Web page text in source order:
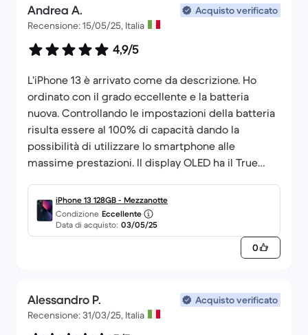
compromette assolutamente il funzionamento o
l'estetica del dispositivo. Spedito velocemente e
originale ma non posso esserne sicuro) prezzo
Andrea A.
Acquisto verificato
Recensione: 15/05/25, Italia
4,9/5
L’iPhone 13 è arrivato come da descrizione. Ho
ordinato con il grado eccellente e la batteria
nuova. Controllando le impostazioni della batteria
risulta essere al 100% di capacità dando la
possibilità di utilizzare lo smartphone alle
massime prestazioni. Il display OLED ha il True
correttamente. Le fotocamere sono ottime.
Provato intensamente e funziona benissimo. Per
quanto riguarda l’estetica è completamente
nuovo. Non presenta micro graffi e risulta essere
tutto in regola. Venditore consigliato a pieni voti!
iPhone 13 128GB - Mezzanotte
Condizione Eccellente
Data di acquisto: 03/05/25
0
Alessandro P.
Acquisto verificato
Recensione: 31/03/25, Italia